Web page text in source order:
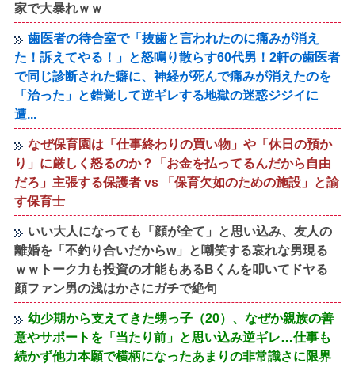
家で大暴れｗｗ
歯医者の待合室で「抜歯と言われたのに痛みが消え
た！訴えてやる！」と怒鳴り散らす60代男！2軒の歯医者
で同じ診断された癖に、神経が死んで痛みが消えたのを
「治った」と錯覚して逆ギレする地獄の迷惑ジジイに
遭...
なぜ保育園は「仕事終わりの買い物」や「休日の預か
り」に厳しく怒るのか？「お金を払ってるんだから自由
だろ」主張する保護者 vs 「保育欠如のための施設」と諭
す保育士
いい大人になっても「顔が全て」と思い込み、友人の
離婚を「不釣り合いだからw」と嘲笑する哀れな男現る
ｗｗトーク力も投資の才能もあるBくんを叩いてドヤる
顔ファン男の浅はかさにガチで絶句
幼少期から支えてきた甥っ子（20）、なぜか親族の善
意やサポートを「当たり前」と思い込み逆ギレ…仕事も
続かず他力本願で横柄になったあまりの非常識さに限界